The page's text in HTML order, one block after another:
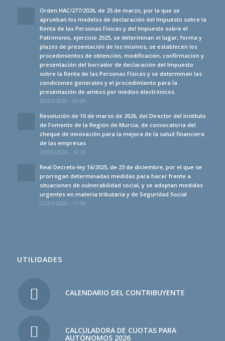
Orden HAC/277/2026, de 25 de marzo, por la que se
aprueban los modelos de declaración del Impuesto sobre la
Renta de las Personas Físicas y del Impuesto sobre el
Patrimonio, ejercicio 2025, se determinan el lugar, forma y
plazos de presentación de los mismos, se establecen los
procedimientos de obtención, modificación, confirmación y
presentación del borrador de declaración del Impuesto
sobre la Renta de las Personas Físicas y se determinan las
condiciones generales y el procedimiento para la
presentación de ambos por medios electrónicos.
30/03/2026 - 09:09
Resolución de 10 de marzo de 2026, del Director del Instituto
de Fomento de la Región de Murcia, de convocatoria del
cheque de innovación para la mejora de la salud financiera
de las empresas
23/03/2026 - 10:20
Real Decreto-ley 16/2025, de 23 de diciembre, por el que se
prorrogan determinadas medidas para hacer frente a
situaciones de vulnerabilidad social, y se adoptan medidas
urgentes en materia tributaria y de Seguridad Social
02/01/2026 - 17:59
UTILIDADES
CALENDARIO DEL CONTRIBUYENTE
CALCULADORA DE CUOTAS PARA
AUTÓNOMOS 2026